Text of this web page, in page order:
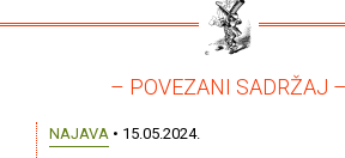
– POVEZANI SADRŽAJ –
NAJAVA • 15.05.2024.